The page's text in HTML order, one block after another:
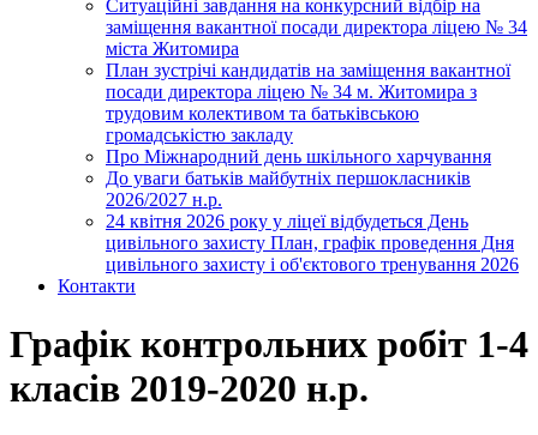
Ситуаційні завдання на конкурсний відбір на
заміщення вакантної посади директора ліцею № 34
міста Житомира
План зустрічі кандидатів на заміщення вакантної
посади директора ліцею № 34 м. Житомира з
трудовим колективом та батьківською
громадськістю закладу
Про Міжнародний день шкільного харчування
До уваги батьків майбутніх першокласників
2026/2027 н.р.
24 квітня 2026 року у ліцеї відбудеться День
цивільного захисту План, графік проведення Дня
цивільного захисту і об'єктового тренування 2026
Контакти
Графік контрольних робіт 1-4
класів 2019-2020 н.р.